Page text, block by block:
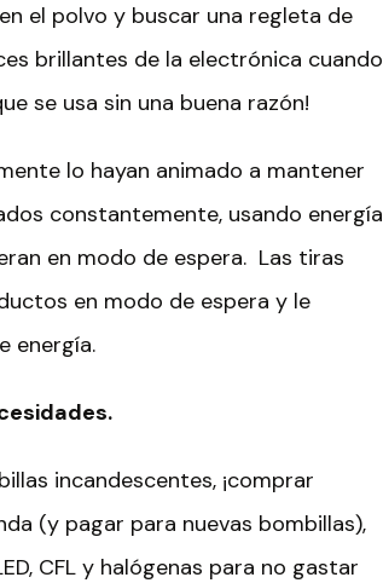
el polvo y buscar una regleta de
brillantes de la electrónica cuando
se usa sin una buena razón!
lo hayan animado a mantener
constantemente, usando energía
en modo de espera. Las tiras
en modo de espera y le
energía.
incandescentes, ¡comprar
(y pagar para nuevas bombillas),
CFL y halógenas para no gastar